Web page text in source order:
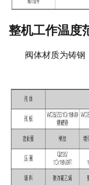
整机工作温度
阀体材质为铸钢